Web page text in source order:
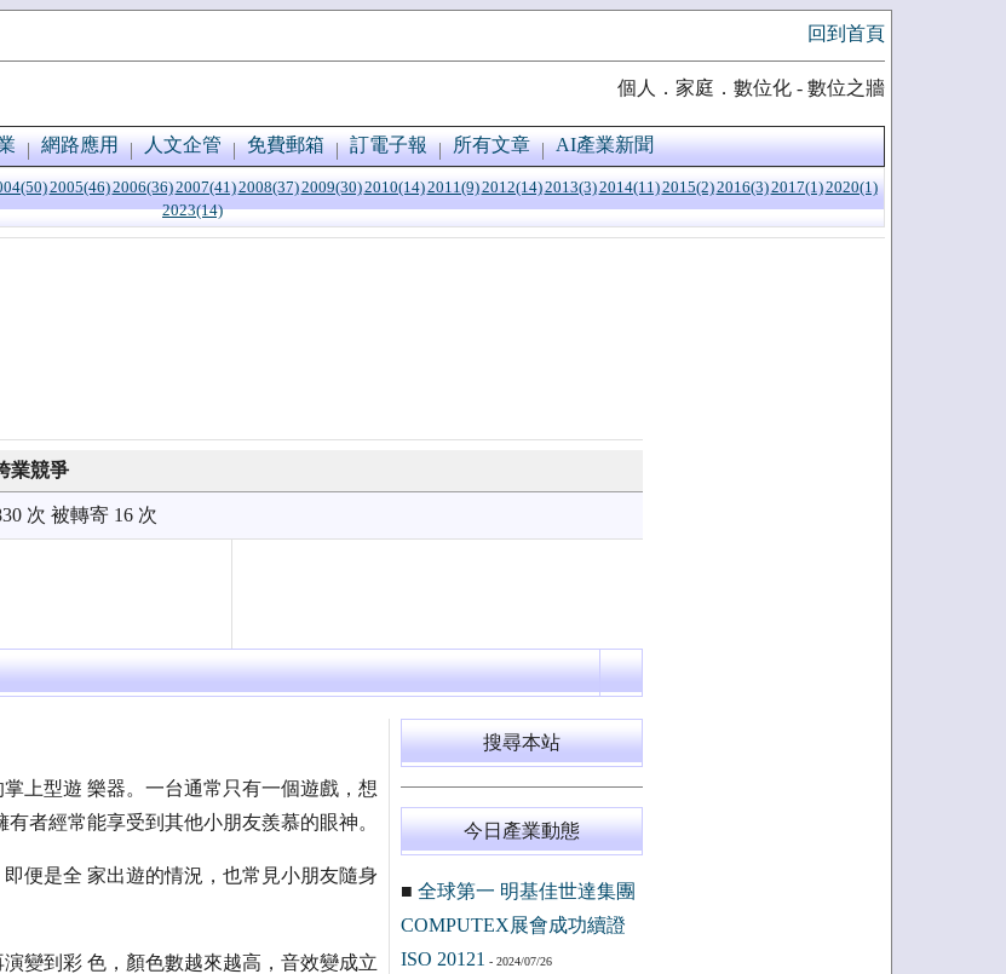
回到首頁
個人．家庭．數位化 - 數位之牆
網路應用 人文企管 免費郵箱 訂電子報 所有文章 AI產業新聞
2005(46)2006(36)2007(41)2008(37)2009(30)2010(14)2011(9)2012(14)2013(3)2014(11)2015(2)2016(3)2017(1)2020(1)
2023(14)
業競爭
次 被轉寄 16 次
上型遊 樂器。一台通常只有一個遊戲，想
者經常能享受到其他小朋友羨慕的眼神。
便是全 家出遊的情況，也常見小朋友隨身
變到彩 色，顏色數越來越高，音效變成立
搜尋本站
今日產業動態
■ 全球第一 明基佳世達集團
COMPUTEX展會成功續證
ISO 20121 - 2024/07/26